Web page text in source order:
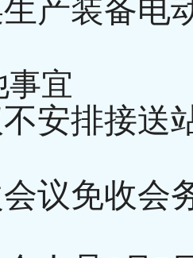
产装备电
事宜
安排接送
议免收会